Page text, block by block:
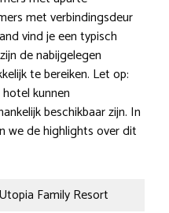
met verbindingsdeur
vind je een typisch
de nabijgelegen
te bereiken. Let op:
kunnen
beschikbaar zijn. In
we de highlights over dit
Family Resort